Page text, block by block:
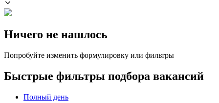
Ничего не нашлось
Попробуйте изменить формулировку или фильтры
Быстрые фильтры подбора вакансий
Полный день